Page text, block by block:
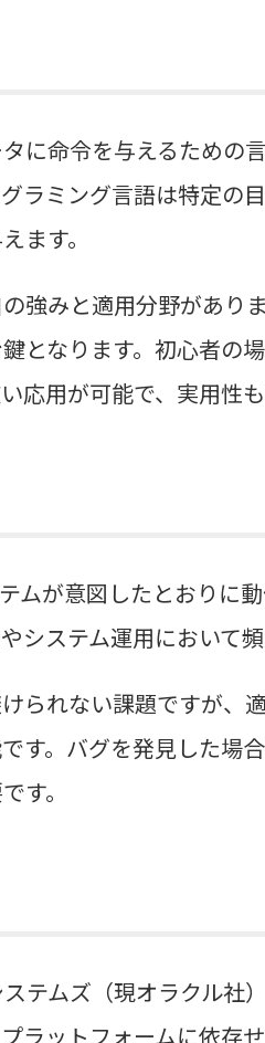
に命令を与えるための
ラミング言語は特定の
ます。
強みと適用分野があり
となります。初心者の
用が可能で、実用性も
ムが意図したとおりに
システム運用において頻
られない課題ですが、
す。バグを発見した場
す。
テムズ（現オラクル社
ラットフォームに依存